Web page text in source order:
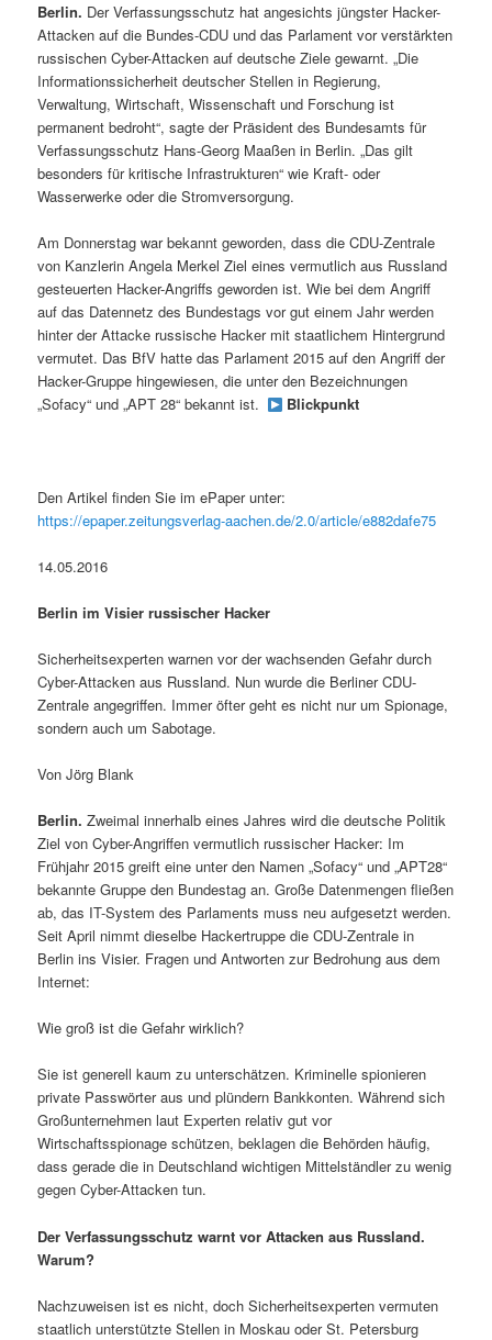
Berlin. Der Verfassungsschutz hat angesichts jüngster Hacker-
Attacken auf die Bundes-CDU und das Parlament vor verstärkten
russischen Cyber-Attacken auf deutsche Ziele gewarnt. „Die
Informationssicherheit deutscher Stellen in Regierung,
Verwaltung, Wirtschaft, Wissenschaft und Forschung ist
permanent bedroht“, sagte der Präsident des Bundesamts für
Verfassungsschutz Hans-Georg Maaßen in Berlin. „Das gilt
besonders für kritische Infrastrukturen“ wie Kraft- oder
Wasserwerke oder die Stromversorgung.
Am Donnerstag war bekannt geworden, dass die CDU-Zentrale
von Kanzlerin Angela Merkel Ziel eines vermutlich aus Russland
gesteuerten Hacker-Angriffs geworden ist. Wie bei dem Angriff
auf das Datennetz des Bundestags vor gut einem Jahr werden
hinter der Attacke russische Hacker mit staatlichem Hintergrund
vermutet. Das BfV hatte das Parlament 2015 auf den Angriff der
Hacker-Gruppe hingewiesen, die unter den Bezeichnungen
„Sofacy“ und „APT 28“ bekannt ist.
Blickpunkt
Den Artikel finden Sie im ePaper unter:
https://epaper.zeitungsverlag-aachen.de/2.0/article/e882dafe75
14.05.2016
Berlin im Visier russischer Hacker
Sicherheitsexperten warnen vor der wachsenden Gefahr durch
Cyber-Attacken aus Russland. Nun wurde die Berliner CDU-
Zentrale angegriffen. Immer öfter geht es nicht nur um Spionage,
sondern auch um Sabotage.
Von Jörg Blank
Berlin. Zweimal innerhalb eines Jahres wird die deutsche Politik
Ziel von Cyber-Angriffen vermutlich russischer Hacker: Im
Frühjahr 2015 greift eine unter den Namen „Sofacy“ und „APT28“
bekannte Gruppe den Bundestag an. Große Datenmengen fließen
ab, das IT-System des Parlaments muss neu aufgesetzt werden.
Seit April nimmt dieselbe Hackertruppe die CDU-Zentrale in
Berlin ins Visier. Fragen und Antworten zur Bedrohung aus dem
Internet:
Wie groß ist die Gefahr wirklich?
Sie ist generell kaum zu unterschätzen. Kriminelle spionieren
private Passwörter aus und plündern Bankkonten. Während sich
Großunternehmen laut Experten relativ gut vor
Wirtschaftsspionage schützen, beklagen die Behörden häufig,
dass gerade die in Deutschland wichtigen Mittelständler zu wenig
gegen Cyber-Attacken tun.
Der Verfassungsschutz warnt vor Attacken aus Russland.
Warum?
Nachzuweisen ist es nicht, doch Sicherheitsexperten vermuten
staatlich unterstützte Stellen in Moskau oder St. Petersburg